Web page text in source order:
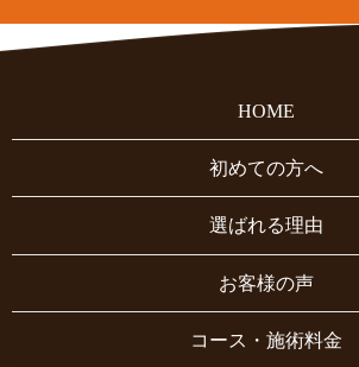
HOME
初めての方へ
選ばれる理由
お客様の声
コース・施術料金